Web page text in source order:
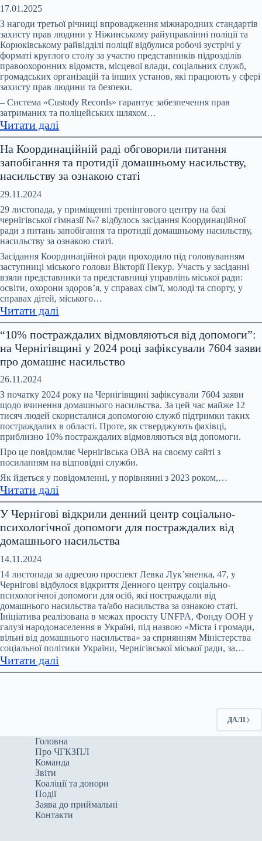
є
випадки
насильства,
має
бути
спеціалізована
служба
підтримки
–
рішення
учасників
профільної
Міжвідомчої
17.01.2025
З нагоди третьої річниці впровадження міжнародних стандартів
захисту прав людини у Ніжинському райуправлінні поліції та
Корюківському райвідділі поліції відбулися робочі зустрічі у
форматі круглого столу за участю представників підрозділів
правоохоронних відомств, місцевої влади, соціальних служб,
громадських організацій та інших установ, які працюють у сфері
захисту прав людини та безпеки.
– Система «Custody Records» гарантує забезпечення прав
затриманих та поліцейських шляхом…
Читати далі
Система
Custody
Records:
3
роботи
в
підрозділах
поліції
Ніжина
та
Корюіківки
На Координаційній раді обговорили питання
запобігання та протидії домашньому насильству,
насильству за ознакою статі
29.11.2024
29 листопада, у приміщенні тренінгового центру на базі
чернігівської гімназії №7 відбулось засідання Координаційної
ради з питань запобігання та протидії домашньому насильству,
насильству за ознакою статі.
Засідання Координаційної ради проходило під головуванням
заступниці міського голови Вікторії Пекур. Участь у засіданні
взяли представники та представниці управлінь міської ради:
освіти, охорони здоров’я, у справах сім’ї, молоді та спорту, у
справах дітей, міського…
Читати далі
На
Координаційній
раді
обговорили
запобігання
та
протидії
домашньому
насильству,
насильству
ознакою
статі
“10% постраждалих відмовляються від допомоги”:
на Чернігівщині у 2024 році зафіксували 7604 заяви
про домашнє насильство
26.11.2024
З початку 2024 року на Чернігівщині зафіксували 7604 заяви
щодо вчинення домашнього насильства. За цей час майже 12
тисяч людей скористалися допомогою служб підтримки таких
постраждалих в області. Проте, як стверджують фахівці,
приблизно 10% постраждалих відмовляються від допомоги.
Про це повідомляє Чернігівська ОВА на своєму сайті з
посиланням на відповідні служби.
Як йдеться у повідомленні, у порівнянні з 2023 роком,…
Читати далі
“10%
постраждалих
відмовляються
від
на
Чернігівщині
у
2024
році
зафіксували
7604
заяви
У Чернігові відкрили денний центр соціально-
психологічної допомоги для постраждалих від
домашнього насильства
14.11.2024
14 листопада за адресою проспект Левка Лук’яненка, 47, у
Чернігові відбулося відкриття Денного центру соціально-
психологічної допомоги для осіб, які постраждали від
домашнього насильства та/або насильства за ознакою статі.
Ініціатива реалізована в межах проєкту UNFPA, Фонду ООН у
галузі народонаселення в Україні, під назвою «Міста і громади,
вільні від домашнього насильства» за сприянням Міністерства
соціальної політики України, Чернігівської міської ради, за…
Читати далі
У
соціально-
психологічної
допомоги
для
від
домашнього
ДАЛІ
Головна
Про ЧГКЗПЛ
Команда
Звіти
Коаліції та донори
Події
Заява до приймальні
Контакти